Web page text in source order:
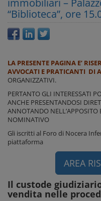
immobiliari –
“Biblioteca”, ore
LA PRESENTE PAGINA E’
AVVOCATI E PRATICANTI DI
ORGANIZZATIVI.
PERTANTO GLI INTERESSATI
ANCHE PRESENTANDOSI
ANNOTANDO NELL’APPOSITO
NOMINATIVO
Gli iscritti al Foro di Nocera
piattaforma
AREA
Il custode
vendita nelle